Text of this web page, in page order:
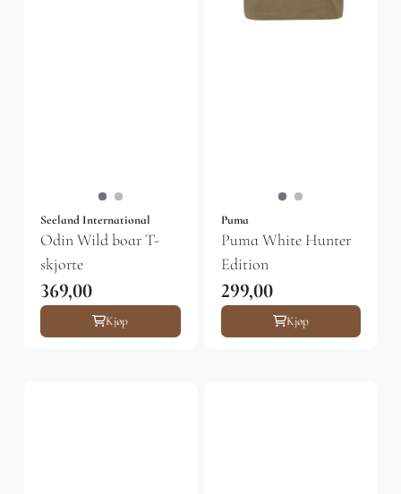
Seeland International
Odin Wild boar T-
skjorte
369,00
Kjøp
Puma
Puma White Hunter
Edition
299,00
Kjøp